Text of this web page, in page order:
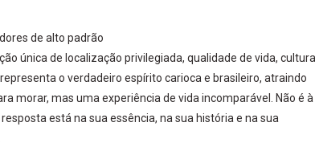
de alto padrão
única de localização privilegiada, qualidade de vida,
o verdadeiro espírito carioca e brasileiro, atraindo
morar, mas uma experiência de vida incomparável. Não é à
está na sua essência, na sua história e na sua